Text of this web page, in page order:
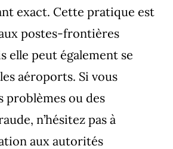
exact. Cette pratique est
postes-frontières
elle peut également se
aéroports. Si vous
problèmes ou des
n’hésitez pas à
aux autorités